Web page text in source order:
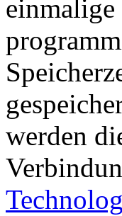
einmalige
werden